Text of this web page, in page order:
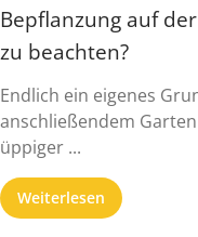
Bepflanzung auf
zu beachten?
Endlich ein eigenes
anschließendem
üppiger ...
Weiterlesen